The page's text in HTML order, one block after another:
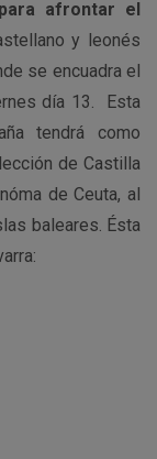
afrontar el
y leonés
se encuadra el
día 13. Esta
tendrá como
de Castilla
de Ceuta, al
baleares. Ésta